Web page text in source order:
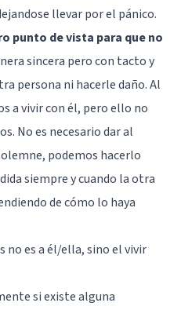
llevar por el pánico.
punto de vista para que no
sincera pero con tacto y
persona ni hacerle daño. Al
a vivir con él, pero ello no
No es necesario dar al
podemos hacerlo
siempre y cuando la otra
de cómo lo haya
no es a él/ella, sino el vivir
si existe alguna